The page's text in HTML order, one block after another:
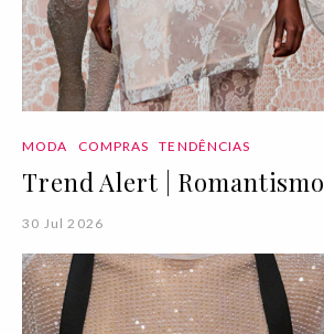
MODA COMPRAS TENDÊNCIAS
Trend Alert | Romantismo
30 Jul 2026